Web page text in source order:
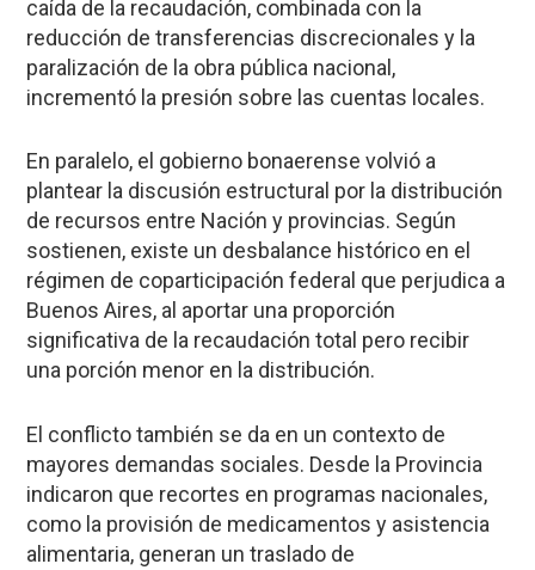
caída de la recaudación, combinada con la
reducción de transferencias discrecionales y la
paralización de la obra pública nacional,
incrementó la presión sobre las cuentas locales.
En paralelo, el gobierno bonaerense volvió a
plantear la discusión estructural por la distribución
de recursos entre Nación y provincias. Según
sostienen, existe un desbalance histórico en el
régimen de coparticipación federal que perjudica a
Buenos Aires, al aportar una proporción
significativa de la recaudación total pero recibir
una porción menor en la distribución.
El conflicto también se da en un contexto de
mayores demandas sociales. Desde la Provincia
indicaron que recortes en programas nacionales,
como la provisión de medicamentos y asistencia
alimentaria, generan un traslado de